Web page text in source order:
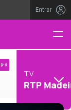
Entrar
TV
RTP